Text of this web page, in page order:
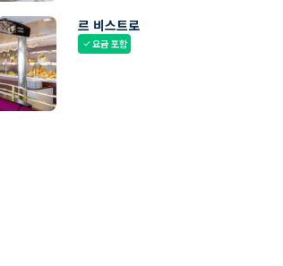
르 비스트로
check요금 포함